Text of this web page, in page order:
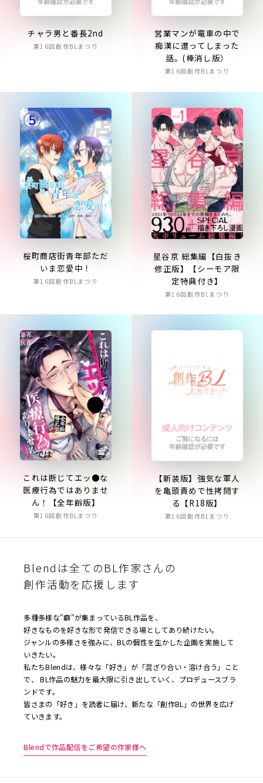
チャラ男と番長2nd
第16回創作BLまつり
営業マンが電車の中で
痴漢に遭ってしまった
話。(棒消し版）
第16回創作BLまつり
桜町商店街青年部ただ
いま恋愛中！
第16回創作BLまつり
星谷京 総集編【白抜き
修正版】【シーモア限
定特典付き】
第16回創作BLまつり
これは断じてエッ●な
医療行為ではありませ
ん！【全年齢版】
第16回創作BLまつり
【新装版】強気な軍人
を亀頭責めで性拷問す
る【R18版】
第16回創作BLまつり
Blendは全てのBL作家さんの
創作活動を応援します
多種多様な"癖"が集まっているBL作品を、
好きなものを好きな形で発信できる場としてあり続けたい。
ジャンルの多様さを強みに、BLの個性を生かした企画を実施して
いきたい。
私たちBlendは、様々な「好き」が「混ざり合い・溶け合う」こと
で、 BL作品の魅力を最大限に引き出していく、プロデュースブラ
ンドです。
皆さまの「好き」を読者に届け、新たな「創作BL」の世界を広げ
ていきます。
Blendで作品配信をご希望の作家様へ